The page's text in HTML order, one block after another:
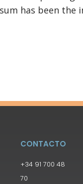
has been the
CONTACTO
+34 91 700 48
70